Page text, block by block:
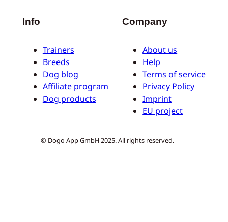
Info
Trainers
Breeds
Dog blog
Affiliate program
Dog products
Company
About us
Help
Terms of service
Privacy Policy
Imprint
EU project
© Dogo App GmbH 2025. All rights reserved.